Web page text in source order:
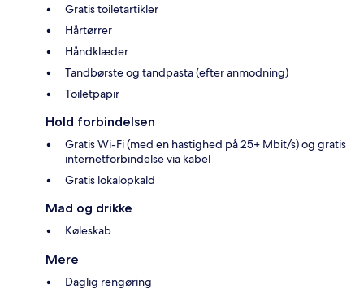
Gratis toiletartikler
Hårtørrer
Håndklæder
Tandbørste og tandpasta (efter anmodning)
Toiletpapir
Hold forbindelsen
Gratis Wi-Fi (med en hastighed på 25+ Mbit/s) og gratis
internetforbindelse via kabel
Gratis lokalopkald
Mad og drikke
Køleskab
Mere
Daglig rengøring